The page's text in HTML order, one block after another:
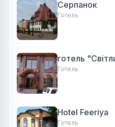
Серпанок
Готель
готель
Готель
Hotel Feeriya
Готель